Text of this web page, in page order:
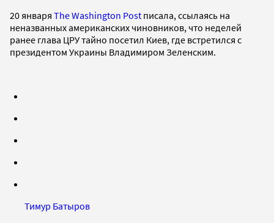
20 января The Washington Post писала, ссылаясь на
неназванных американских чиновников, что неделей
ранее глава ЦРУ тайно посетил Киев, где встретился с
президентом Украины Владимиром Зеленским.
Тимур Батыров